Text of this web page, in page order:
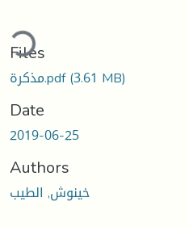
Files
مذكرة.pdf(3.61 MB)
Date
2019-06-25
Authors
خينوش, الطيب